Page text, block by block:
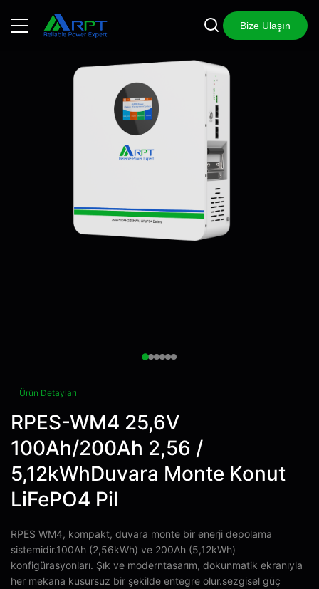
Bize Ulaşın
Ürün Detayları
RPES-WM4 25,6V
100Ah/200Ah 2,56 /
5,12kWhDuvara Monte Konut
LiFePO4 Pil
RPES WM4, kompakt, duvara monte bir enerji depolama
sistemidir.100Ah (2,56kWh) ve 200Ah (5,12kWh)
konfigürasyonları. Şık ve moderntasarım, dokunmatik ekranıyla
her mekana kusursuz bir şekilde entegre olur.sezgisel güç